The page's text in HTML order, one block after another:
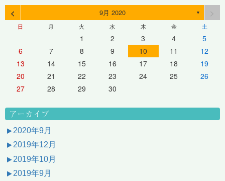
< 9月 2020 ▼
日 月 火 水 木 金 土
1 2 3 4
5
6
7 8 9 10 11
12
13
14 15 16 17 18
19
20
21 22 23 24 25
26
27
28 29 30
アーカイブ
2020年9月
2019年12月
2019年10月
2019年9月